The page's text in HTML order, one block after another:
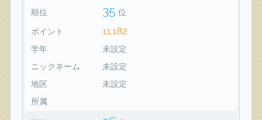
順位 35 位
ポイント 11,182
学年
未設定
ニックネーム
未設定
地区
未設定
所属